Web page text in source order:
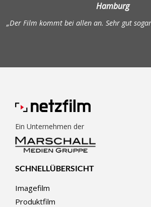
Hamburg
„Der Film kommt bei allen an. Sehr gut
Ein Unternehmen der
SCHNELLÜBERSICHT
Imagefilm
Produktfilm